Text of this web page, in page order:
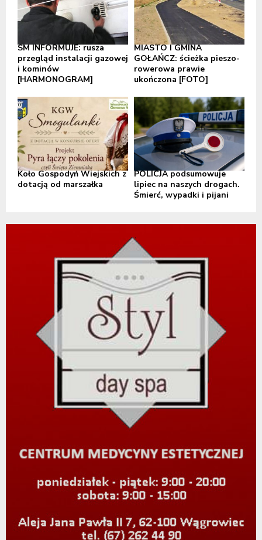
SM INFORMUJE: rusza
przegląd instalacji gazowej
i kominów
[HARMONOGRAM]
MIASTO I GMINA
GOŁAŃCZ: ścieżka pieszo-
rowerowa prawie
ukończona [FOTO]
Koło Gospodyń Wiejskich z
dotacją od marszałka
POLICJA podsumowuje
lipiec na naszych drogach.
Śmierć, wypadki i pijani